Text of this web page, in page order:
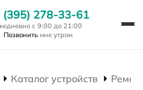
(395) 278-33-61
с 9:00 до 21:00
Позвонить мне утром
Каталог устройств